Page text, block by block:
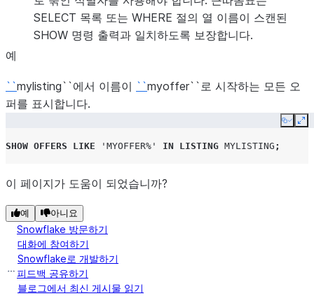
니다.
오퍼와 관련된 가
access_start_time
discount
target_consumer
SELECT 목록 또는 WHERE 절의 열 이름이 스캔된
SHOW 명령 출력과 일치하도록 보장합니다.
예
``mylisting``에서 이름이 ``myoffer``로 시작하는 모든 오
퍼를 표시합니다.
Copy
SHOW OFFERS LIKE 'MYOFFER%' IN LISTING MYLISTING ;
이 페이지가 도움이 되었습니까?
예 아니요
Snowflake 방문하기
대화에 참여하기
Snowflake로 개발하기
피드백 공유하기
블로그에서 최신 게시물 읽기